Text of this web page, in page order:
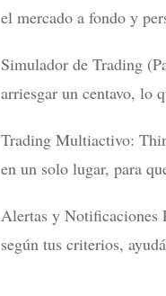
el mercado a fondo y
Simulador de Trading
arriesgar un centavo, lo
Trading Multiactivo:
en un solo lugar, para
Alertas y Notificaciones
según tus criterios,